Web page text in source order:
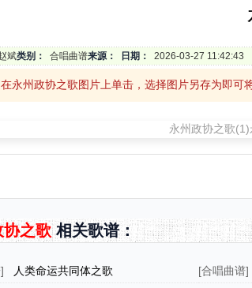
斌类别： 合唱曲谱来源： 日期： 2026-03-27 11:42:43
永州政协之歌图片上单击，选择图片另存为即可
协之歌相关歌谱：
] 人类命运共同体之歌 [合唱曲谱]